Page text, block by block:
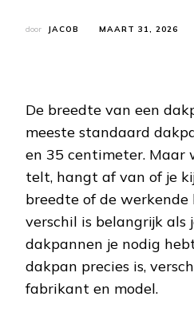
door JACOB MAART 31, 2026
De breedte van een
meeste standaard
en 35 centimeter. Maar
telt, hangt af van of je
breedte of de werkende
verschil is belangrijk als
dakpannen je nodig
dakpan precies is,
fabrikant en model.